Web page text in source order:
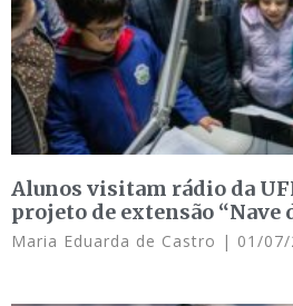
Alunos visitam rádio da
projeto de extensão “Nave
Maria Eduarda de Castro 01/07/